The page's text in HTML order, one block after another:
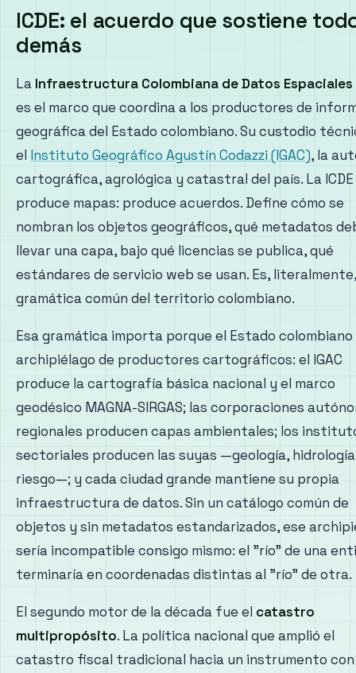
ICDE: el acuerdo que sostiene
demás
La Infraestructura Colombiana de Datos Espaciales
es el marco que coordina a los productores de
geográfica del Estado colombiano. Su custodio
el Instituto Geográfico Agustín Codazzi (IGAC), la
cartográfica, agrológica y catastral del país. La ICDE
produce mapas: produce acuerdos. Define cómo se
nombran los objetos geográficos, qué metadatos
llevar una capa, bajo qué licencias se publica, qué
estándares de servicio web se usan. Es,
gramática común del territorio colombiano.
Esa gramática importa porque el Estado colombiano
archipiélago de productores cartográficos: el IGAC
produce la cartografía básica nacional y el marco
geodésico MAGNA-SIRGAS; las corporaciones
regionales producen capas ambientales; los
sectoriales producen las suyas —geología,
riesgo—; y cada ciudad grande mantiene su propia
infraestructura de datos. Sin un catálogo común de
objetos y sin metadatos estandarizados, ese
sería incompatible consigo mismo: el "río" de una
terminaría en coordenadas distintas al "río" de otra.
El segundo motor de la década fue el catastro
multipropósito. La política nacional que amplió el
catastro fiscal tradicional hacia un instrumento con